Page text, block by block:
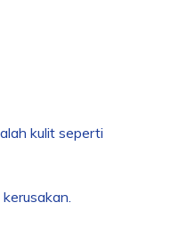
kulit seperti